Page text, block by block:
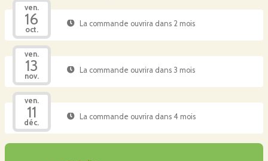
ven.
16
oct.
La commande ouvrira dans 2 mois
ven.
13
nov.
La commande ouvrira dans 3 mois
ven.
11
déc.
La commande ouvrira dans 4 mois